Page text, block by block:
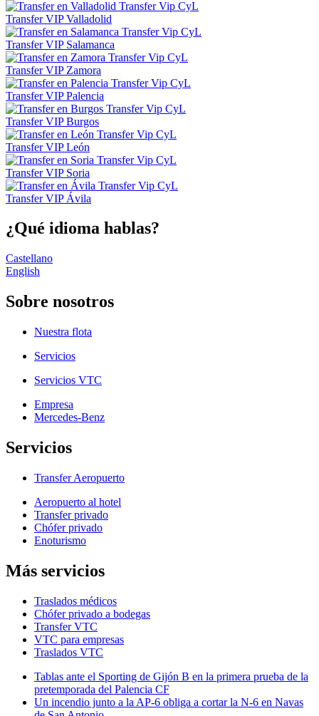
Transfer VIP Valladolid
Transfer VIP Salamanca
Transfer VIP Zamora
Transfer VIP Palencia
Transfer VIP Burgos
Transfer VIP León
Transfer VIP Soria
Transfer VIP Ávila
¿Qué idioma hablas?
Castellano
English
Sobre nosotros
Nuestra flota
Servicios
Servicios VTC
Empresa
Mercedes-Benz
Servicios
Transfer Aeropuerto
Aeropuerto al hotel
Transfer privado
Chófer privado
Enoturismo
Más servicios
Traslados médicos
Chófer privado a bodegas
Transfer VTC
VTC para empresas
Traslados VTC
Tablas ante el Sporting de Gijón B en la primera prueba de la
pretemporada del Palencia CF
Un incendio junto a la AP-6 obliga a cortar la N-6 en Navas